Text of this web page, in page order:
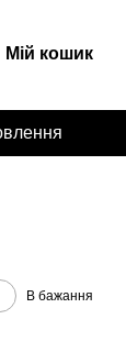
Мій кошик
В бажання